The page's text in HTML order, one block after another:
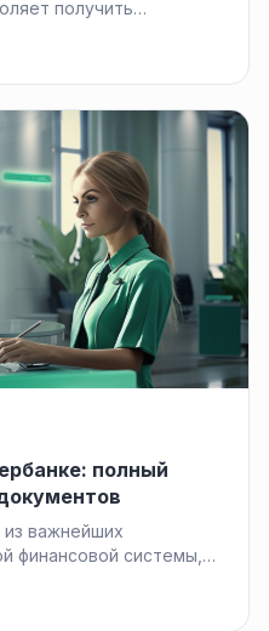
получить
полный
важнейших
финансовой системы,